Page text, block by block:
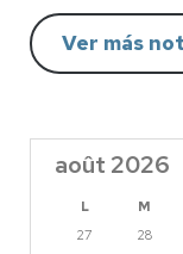
Ver más
août 2026
L M
27
28